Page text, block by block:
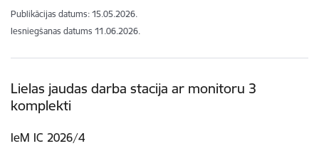
Publikācijas datums: 15.05.2026.
Iesniegšanas datums 11.06.2026.
Lielas jaudas darba stacija ar monitoru 3
komplekti
IeM IC 2026/4